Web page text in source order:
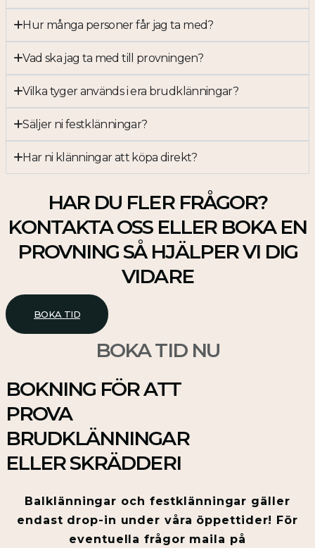
Hur många personer får jag ta med?
Vad ska jag ta med till provningen?
Vilka tyger används i era brudklänningar?
Säljer ni festklänningar?
Har ni klänningar att köpa direkt?
HAR DU FLER FRÅGOR?
KONTAKTA OSS ELLER BOKA EN
PROVNING SÅ HJÄLPER VI DIG
VIDARE
BOKA TID
BOKA TID NU
BOKNING FÖR ATT
PROVA
BRUDKLÄNNINGAR
ELLER SKRÄDDERI
Balklänningar och festklänningar gäller
endast drop-in under våra öppettider! För
eventuella frågor maila på